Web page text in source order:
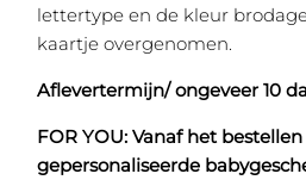
lettertype en de kleur
kaartje overgenomen.
Aflevertermijn/ ongeveer 10
FOR YOU: Vanaf het
gepersonaliseerde